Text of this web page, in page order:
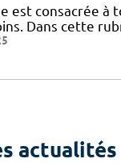
est consacrée à
Dans cette
actualités